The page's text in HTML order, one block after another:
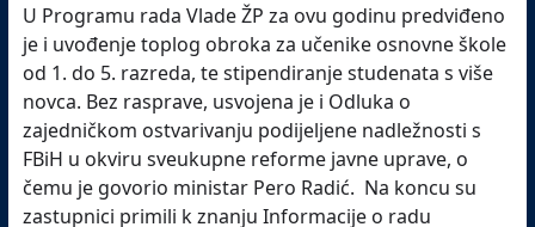
U Programu rada Vlade ŽP za ovu godinu predviđeno
je i uvođenje toplog obroka za učenike osnovne škole
od 1. do 5. razreda, te stipendiranje studenata s više
novca. Bez rasprave, usvojena je i Odluka o
zajedničkom ostvarivanju podijeljene nadležnosti s
FBiH u okviru sveukupne reforme javne uprave, o
čemu je govorio ministar Pero Radić. Na koncu su
zastupnici primili k znanju Informacije o radu